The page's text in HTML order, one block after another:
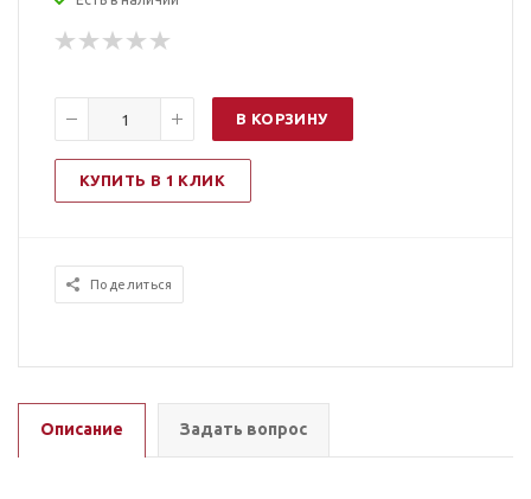
В КОРЗИНУ
КУПИТЬ В 1 КЛИК
Поделиться
Описание Задать вопрос